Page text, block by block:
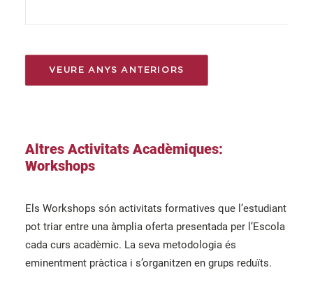
VEURE ANYS ANTERIORS
Altres Activitats Acadèmiques:
Workshops
Els Workshops són activitats formatives que l’estudiant
pot triar entre una àmplia oferta presentada per l’Escola
cada curs acadèmic. La seva metodologia és
eminentment pràctica i s’organitzen en grups reduïts.